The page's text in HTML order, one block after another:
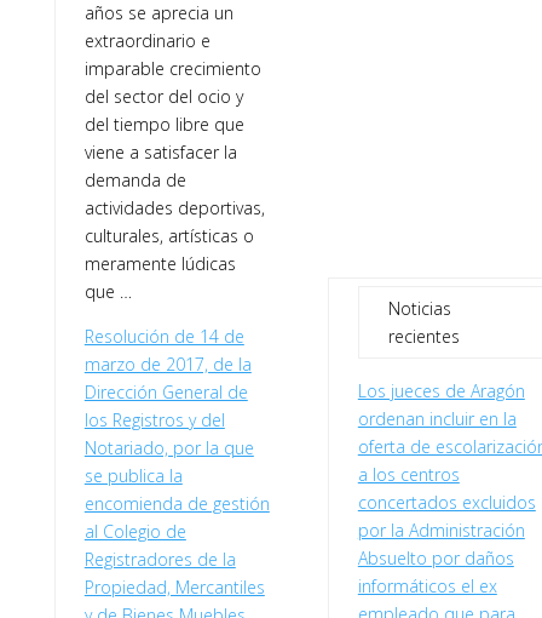
años se aprecia un
extraordinario e
imparable crecimiento
del sector del ocio y
del tiempo libre que
viene a satisfacer la
demanda de
actividades deportivas,
culturales, artísticas o
meramente lúdicas
que …
Resolución de 14 de
marzo de 2017, de la
Dirección General de
los Registros y del
Notariado, por la que
se publica la
encomienda de gestión
al Colegio de
Registradores de la
Propiedad, Mercantiles
Noticias
recientes
Los jueces de Aragón
ordenan incluir en la
oferta de
a los centros
concertados excluidos
por la Administración
Absuelto por daños
informáticos el ex